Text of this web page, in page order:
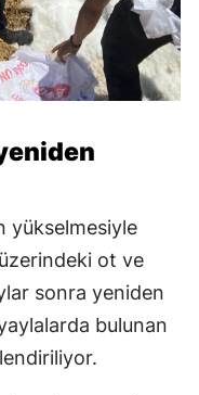
yükselmesiyle
ot ve
sonra yeniden
bulunan